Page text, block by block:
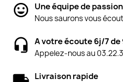
Une équipe de
Nous saurons vous
A votre écoute 6j/7 de
Appelez-nous au
Livraison rapide